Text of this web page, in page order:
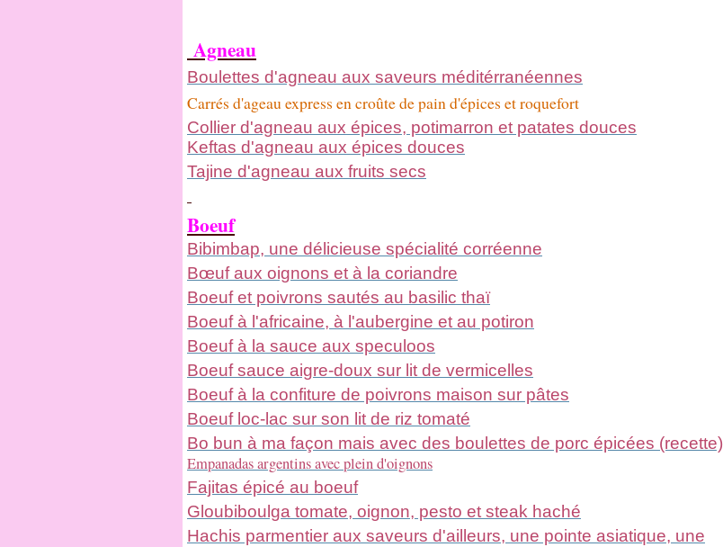
Agneau
Boulettes d'agneau aux saveurs méditérranéennes
Carrés d'ageau express en croûte de pain d'épices et roquefort
Collier d'agneau aux épices, potimarron et patates douces
Keftas d'agneau aux épices douces
Tajine d'agneau aux fruits secs
Boeuf
Bibimbap, une délicieuse spécialité corréenne
Bœuf aux oignons et à la coriandre
Boeuf et poivrons sautés au basilic thaï
Boeuf à l'africaine, à l'aubergine et au potiron
Boeuf à la sauce aux speculoos
Boeuf sauce aigre-doux sur lit de vermicelles
Boeuf à la confiture de poivrons maison sur pâtes
Boeuf loc-lac sur son lit de riz tomaté
Bo bun à ma façon mais avec des boulettes de porc épicées (recette)
Empanadas argentins avec plein d'oignons
Fajitas épicé au boeuf
Gloubiboulga tomate, oignon, pesto et steak haché
Hachis parmentier aux saveurs d'ailleurs, une pointe asiatique, une